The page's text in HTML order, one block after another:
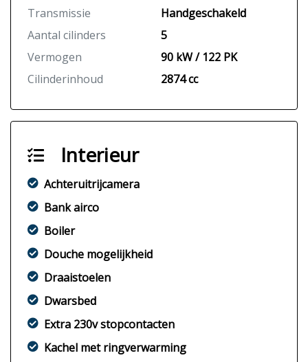
Transmissie
Handgeschakeld
Aantal cilinders
5
Vermogen
90 kW / 122 PK
Cilinderinhoud
2874 cc
Interieur
Achteruitrijcamera
Bank airco
Boiler
Douche mogelijkheid
Draaistoelen
Dwarsbed
Extra 230v stopcontacten
Kachel met ringverwarming